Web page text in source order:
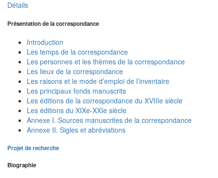
Détails
Présentation de la correspondance
Introduction
Les temps de la correspondance
Les personnes et les thèmes de la correspondance
Les lieux de la correspondance
Les raisons et le mode d’emploi de l’inventaire
Les principaux fonds manuscrits
Les éditions de la correspondance du XVIIIe siècle
Les éditions du XIXe-XXIe siècle
Annexe I. Sources manuscrites de la correspondance
Annexe II. Sigles et abréviations
Projet de recherche
Biographie